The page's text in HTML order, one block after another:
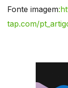
Fonte imagem
tap.com/